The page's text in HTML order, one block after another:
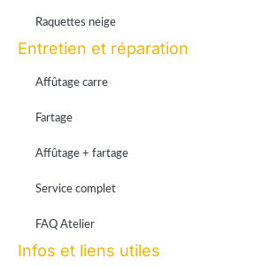
Raquettes neige
Entretien et réparation
Affûtage carre
Fartage
Affûtage + fartage
Service complet
FAQ Atelier
Infos et liens utiles